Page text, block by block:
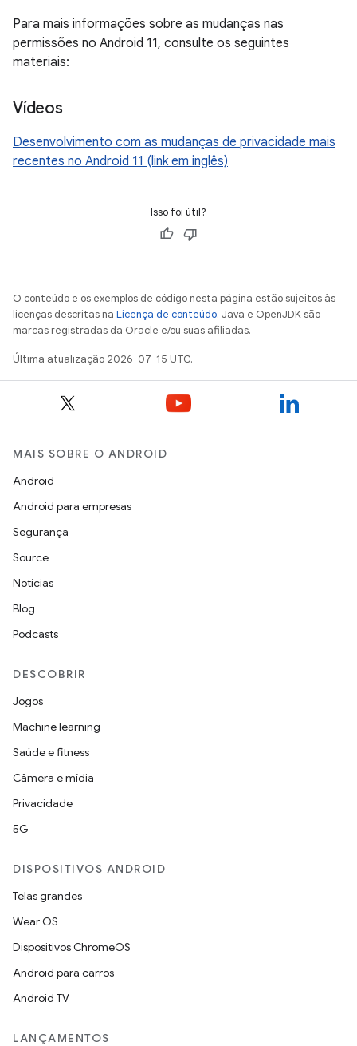
Para mais informações sobre as mudanças nas
permissões no Android 11, consulte os seguintes
materiais:
Vídeos
Desenvolvimento com as mudanças de privacidade mais
recentes no Android 11 (link em inglês)
Isso foi útil?
O conteúdo e os exemplos de código nesta página estão sujeitos às
licenças descritas na Licença de conteúdo. Java e OpenJDK são
marcas registradas da Oracle e/ou suas afiliadas.
Última atualização 2026-07-15 UTC.
MAIS SOBRE O ANDROID
Android
Android para empresas
Segurança
Source
Notícias
Blog
Podcasts
DESCOBRIR
Jogos
Machine learning
Saúde e fitness
Câmera e mídia
Privacidade
5G
DISPOSITIVOS ANDROID
Telas grandes
Wear OS
Dispositivos ChromeOS
Android para carros
Android TV
LANÇAMENTOS